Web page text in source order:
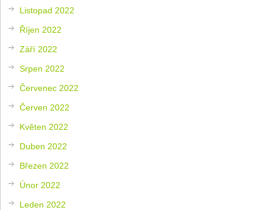
Listopad 2022
Říjen 2022
Září 2022
Srpen 2022
Červenec 2022
Červen 2022
Květen 2022
Duben 2022
Březen 2022
Únor 2022
Leden 2022